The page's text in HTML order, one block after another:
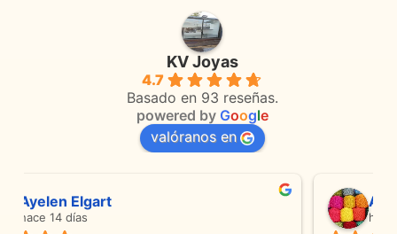
KV Joyas
4.7
Basado en 93 reseñas.
powered by Google
valóranos en
Anmamaca
hace 24 días